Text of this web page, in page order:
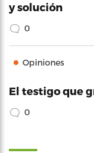
y solución
0
Opiniones
El testigo que
0